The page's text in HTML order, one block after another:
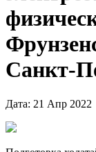
Санкт-
Дата: 21 Апр 2022